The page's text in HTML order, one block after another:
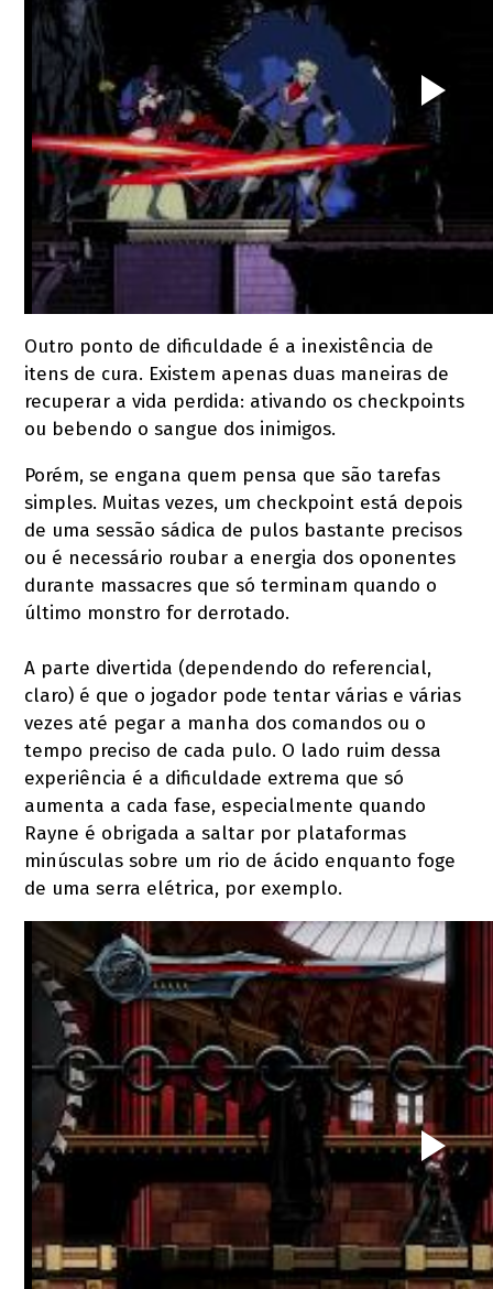
Outro ponto de dificuldade é a inexistência de
itens de cura. Existem apenas duas maneiras de
recuperar a vida perdida: ativando os checkpoints
ou bebendo o sangue dos inimigos.
Porém, se engana quem pensa que são tarefas
simples. Muitas vezes, um checkpoint está depois
de uma sessão sádica de pulos bastante precisos
ou é necessário roubar a energia dos oponentes
durante massacres que só terminam quando o
último monstro for derrotado.
A parte divertida (dependendo do referencial,
claro) é que o jogador pode tentar várias e várias
vezes até pegar a manha dos comandos ou o
tempo preciso de cada pulo. O lado ruim dessa
experiência é a dificuldade extrema que só
aumenta a cada fase, especialmente quando
Rayne é obrigada a saltar por plataformas
minúsculas sobre um rio de ácido enquanto foge
de uma serra elétrica, por exemplo.